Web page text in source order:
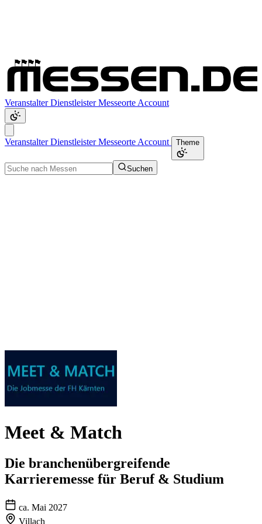
VeranstalterDienstleisterMesseorte Account
VeranstalterDienstleisterMesseorte Account Theme
Suchen
Meet & Match
Die branchenübergreifende
Karrieremesse für Beruf & Studium
ca. Mai 2027
Villach